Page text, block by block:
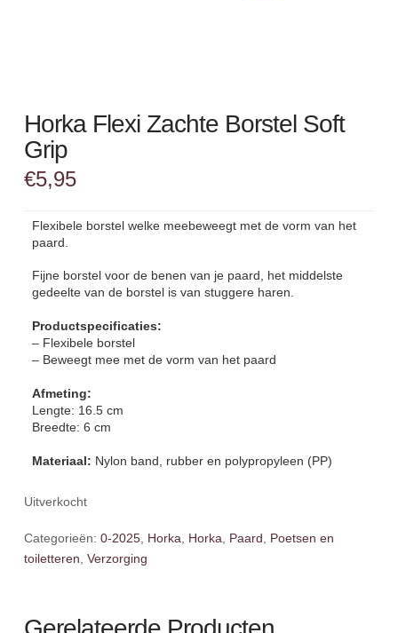
Horka Flexi Zachte Borstel Soft
Grip
€5,95
Flexibele borstel welke meebeweegt met de vorm van het
paard.
Fijne borstel voor de benen van je paard, het middelste
gedeelte van de borstel is van stuggere haren.
Productspecificaties:
– Flexibele borstel
– Beweegt mee met de vorm van het paard
Afmeting:
Lengte: 16.5 cm
Breedte: 6 cm
Materiaal: Nylon band, rubber en polypropyleen (PP)
Uitverkocht
Categorieën: 0-2025, Horka, Horka, Paard, Poetsen en
toiletteren, Verzorging